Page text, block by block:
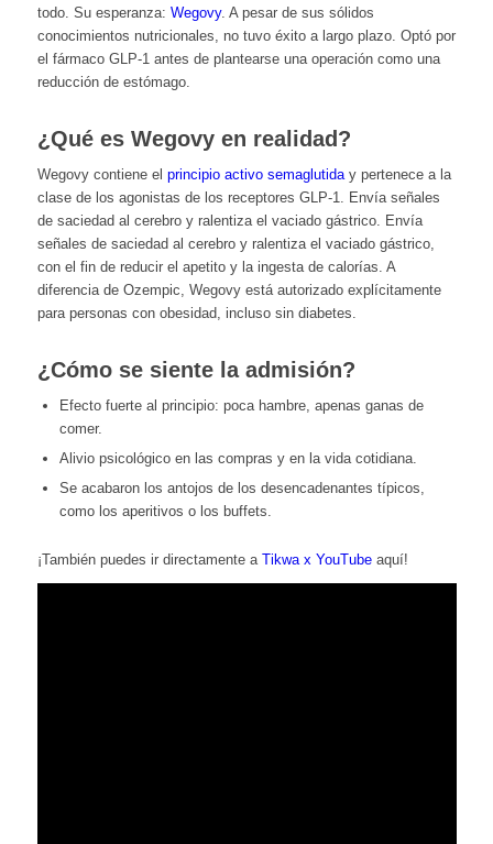
todo. Su esperanza: Wegovy. A pesar de sus sólidos
conocimientos nutricionales, no tuvo éxito a largo plazo. Optó por
el fármaco GLP-1 antes de plantearse una operación como una
reducción de estómago.
¿Qué es Wegovy en realidad?
Wegovy contiene el principio activo semaglutiday pertenece a la
clase de los agonistas de los receptores GLP-1. Envía señales
de saciedad al cerebro y ralentiza el vaciado gástrico. Envía
señales de saciedad al cerebro y ralentiza el vaciado gástrico,
con el fin de reducir el apetito y la ingesta de calorías. A
diferencia de Ozempic, Wegovy está autorizado explícitamente
para personas con obesidad, incluso sin diabetes.
¿Cómo se siente la admisión?
Efecto fuerte al principio: poca hambre, apenas ganas de
comer.
Alivio psicológico en las compras y en la vida cotidiana.
Se acabaron los antojos de los desencadenantes típicos,
como los aperitivos o los buffets.
¡También puedes ir directamente a Tikwa x YouTubeaquí!